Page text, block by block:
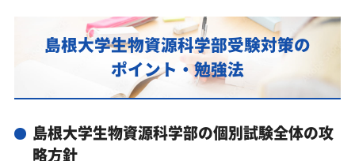
島根大学生物資源科学部対策カリキュラムのポイン
ト
あなたにピッタリ合った「島根大学生物資源科学部
対策のオーダーメイドカリキュラム」から得られる
カリキュラムや料金についてお気軽にご相談くださ
島根大学生物資源科学部受験対策の
ポイント・勉強法
島根大学生物資源科学部の個別試験全体の攻
略方針